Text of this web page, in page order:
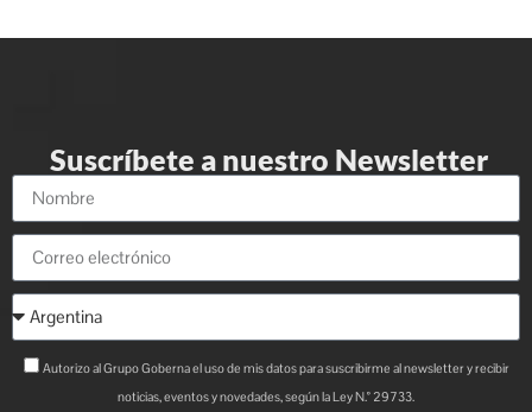
Suscríbete a nuestro Newsletter
Autorizo al Grupo Goberna el uso de mis datos para suscribirme al newsletter y recibir
noticias, eventos y novedades, según la Ley N.° 29733.